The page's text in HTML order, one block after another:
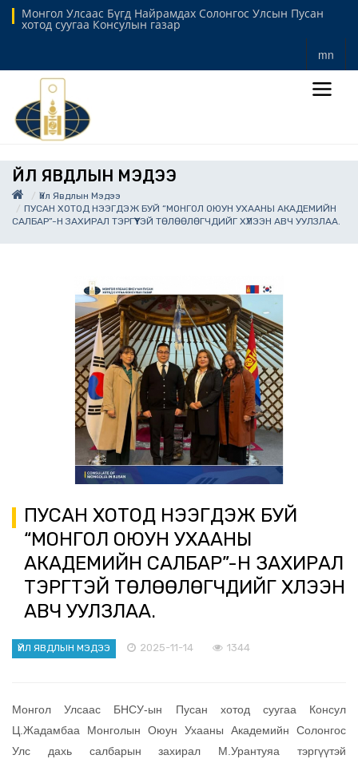
Монгол Улсаас Бүгд Найрамдах Солонгос Улсын Пусан
хотод суугаа Консулын газар
mn
ҮЙЛ ЯВДЛЫН МЭДЭЭ
Үйл Явдлын Мэдээ
ПУСАН ХОТОД НЭЭГДЭЖ БУЙ “МОНГОЛ ОЮУН УХААНЫ АКАДЕМИЙН
САЛБАР”-Н ЗАХИРАЛ ТЭРГҮҮТЭЙ ТӨЛӨӨЛӨГЧДИЙГ ХҮЛЭЭН АВЧ УУЛЗЛАА.
ПУСАН ХОТОД НЭЭГДЭЖ БУЙ
“МОНГОЛ ОЮУН УХААНЫ
АКАДЕМИЙН САЛБАР”-Н ЗАХИРАЛ
ТЭРГҮҮТЭЙ ТӨЛӨӨЛӨГЧДИЙГ ХҮЛЭЭН
АВЧ УУЛЗЛАА.
ҮЙЛ ЯВДЛЫН МЭДЭЭ 2025-11-14 1344
Монгол Улсаас БНСУ-ын Пусан хотод суугаа Консул
Ц.Жадамбаа Монголын Оюун Ухааны Академийн Солонгос
Улс дахь салбарын захирал М.Урантуяа тэргүүтэй